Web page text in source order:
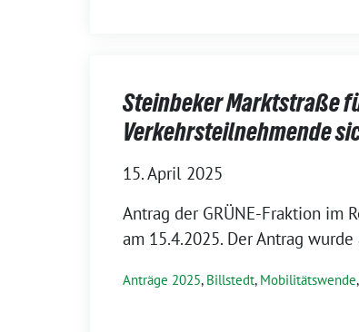
Steinbeker Marktstraße
Verkehrsteilnehmende
15. April 2025
Antrag der GRÜNE-Fraktion im
am 15.4.2025. Der Antrag
Anträge 2025, Billstedt, Mobilitätswende,